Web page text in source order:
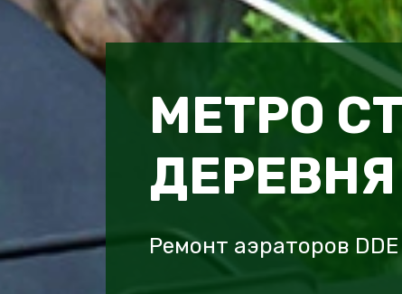
МЕТРО
ДЕРЕВНЯ
Ремонт аэраторов